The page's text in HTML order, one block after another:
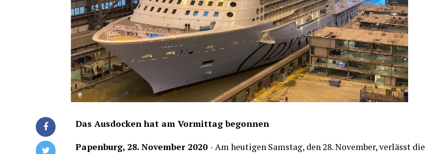
Das Aus­do­cken hat am Vor­mit­tag begonnen
Papen­burg, 28. Novem­ber 2020 - Am heu­ti­gen Sams­tag, den 28. Novem­ber, ver­lässt die